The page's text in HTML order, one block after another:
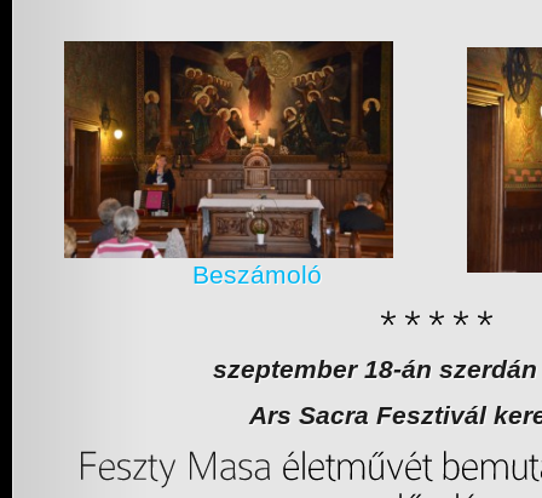
Beszámoló
szeptember 18-án
Ars Sacra Fesztivál